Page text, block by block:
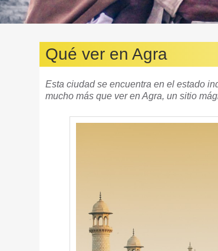
Qué ver en Agra
Esta ciudad se encuentra en el estado
mucho más que ver en Agra, un sitio